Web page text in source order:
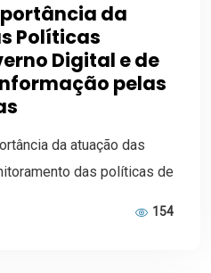
da
Políticas
Digital e de
pelas
da atuação das
das políticas de
154